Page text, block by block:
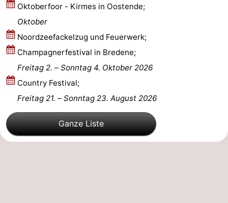
Oktoberfoor - Kirmes in Oostende;
Oktober
Noordzeefackelzug und Feuerwerk;
Champagnerfestival in Bredene;
Freitag 2. –
Sonntag 4. Oktober 2026
Country Festival;
Freitag 21. – Sonntag 23. August 2026
Ganze Liste